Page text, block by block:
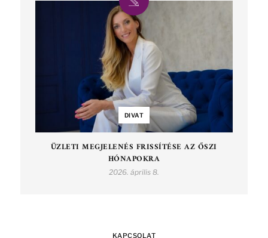
DIVAT
ÜZLETI MEGJELENÉS FRISSÍTÉSE AZ ŐSZI
HÓNAPOKRA
2026. április 8.
KAPCSOLAT